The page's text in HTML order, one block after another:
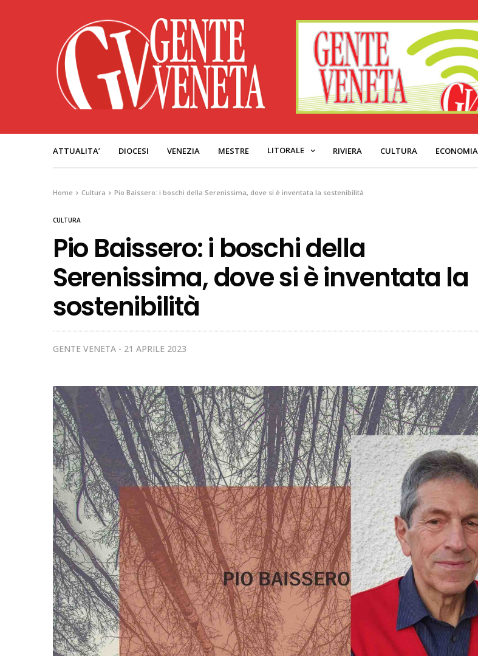
ATTUALITA’ DIOCESI VENEZIA MESTRE LITORALE RIVIERA CULTURA ECONOMIA
Home Cultura Pio Baissero: i boschi della Serenissima, dove si è inventata la sostenibilità
CULTURA
Pio Baissero: i boschi della
Serenissima, dove si è inventata la
sostenibilità
GENTE VENETA 21 APRILE 2023